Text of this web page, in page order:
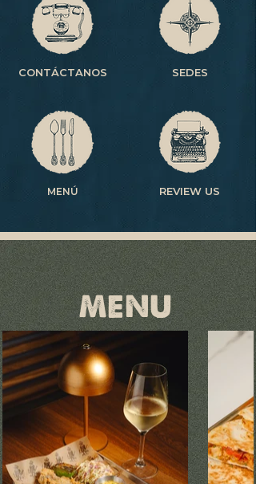
CONTÁCTANOS SEDES
MENÚ REVIEW US
MENU